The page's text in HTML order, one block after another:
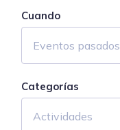
Cuando
Eventos pasados
Categorías
Actividades